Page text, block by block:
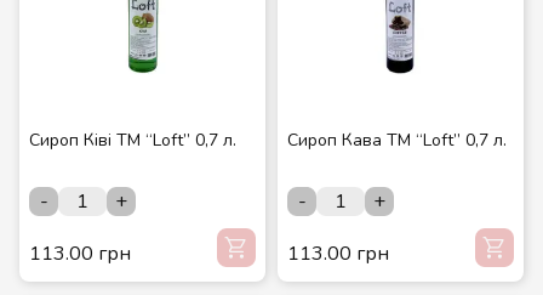
Сироп Ківі ТМ “Loft” 0,7 л.
-
+
113.00 грн
Сироп Кава ТМ “Loft” 0,7 л.
-
+
113.00 грн